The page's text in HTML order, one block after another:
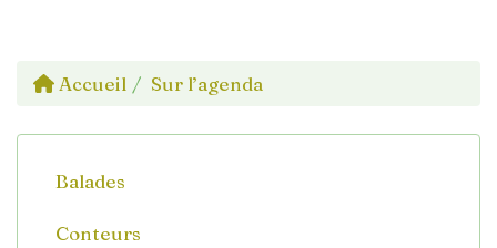
Accueil Sur l’agenda
Balades
Conteurs